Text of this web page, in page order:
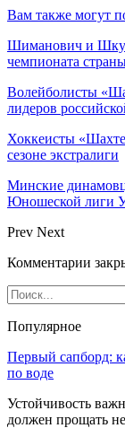
Вам также могут
Шиманович и
чемпионата
Волейболисты
лидеров
Хоккеисты
сезоне экстралиги
Минские
Юношеской лиги
Prev Next
Комментарии
Популярное
Первый сапборд:
по воде
Устойчивость
должен прощать